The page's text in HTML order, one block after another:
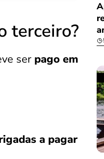
terceiro?
ser pago em
a pagar